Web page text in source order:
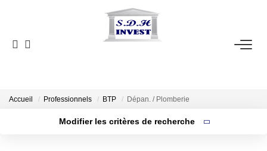
ACCUEIL
NOTRE AGENCE
Accueil Professionnels BTP Dépan. / Plomberie
Modifier les critères de recherche